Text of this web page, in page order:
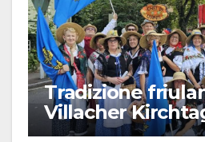
Tradizione
Villacher